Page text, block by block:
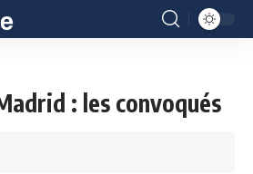
: les convoqués